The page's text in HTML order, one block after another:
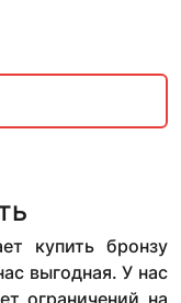
купить бронзу
выгодная. У нас
ограничений на